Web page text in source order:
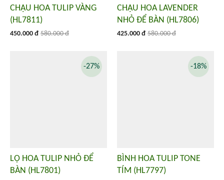
CHẬU HOA TULIP VÀNG
(HL7811)
450.000 đ 580.000 đ
CHẬU HOA LAVENDER
NHỎ ĐỂ BÀN (HL7806)
425.000 đ 580.000 đ
LỌ HOA TULIP NHỎ ĐỂ
BÀN (HL7801)
-27%
BÌNH HOA TULIP TONE
TÍM (HL7797)
-18%